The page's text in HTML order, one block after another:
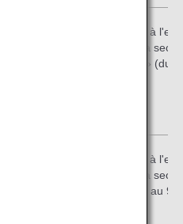
Tous les aéroports du Japon, à
de ceux répertoriés dans la
Aéroports après intégration » (du
Tous les aéroports du Japon, à
de ceux répertoriés dans la
Aéroports intégrés » (du 3 au 9